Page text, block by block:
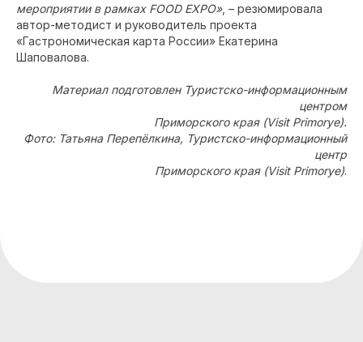
мероприятии в рамках FOOD EXPO», – резюмировала
автор-методист и руководитель проекта
«Гастрономическая карта России» Екатерина
Шаповалова.
Материал подготовлен Туристско-информационным
центром
Приморского края (Visit Primorye).
Фото: Татьяна Перепёлкина, Туристско-информационный
центр
Приморского края (Visit Primorye).